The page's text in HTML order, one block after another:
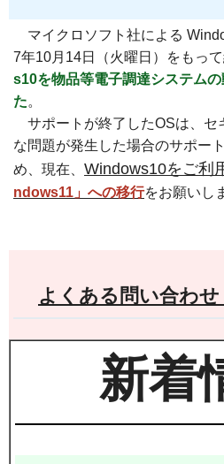
マイクロソフト社による
7年10月14日（火曜日）をもって
s10を物品等電子調達システム
た。
サポートが終了したOSは、セ
な問題が発生した場合のサポー
め、現在、 Windows10をご利
ndows11」への移行をお願いし
よくある問い合わせ
新着